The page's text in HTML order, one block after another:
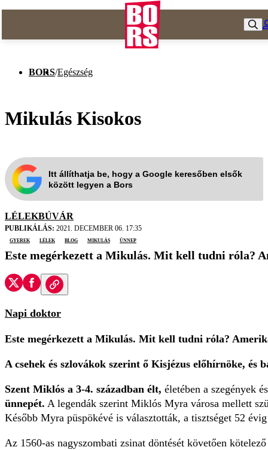
BORS/Egészség
Mikulás Kisokos
Itt állíthatja be, hogy a Google keresőben elsők
között legyen a Bors
LÉLEKBÚVÁR
PUBLIKÁLÁS: 2021. DECEMBER 06. 17:35
gyerek
lélek blog Mikulás ünnep
Este megérkezett a Mikulás. Mit kell tudni róla?
Napi doktor
Este megérkezett a Mikulás. Mit kell tudni róla?
A csehek és szlovákok szerint ő Kisjézus előhírnöke,
Szent Miklós a 3-4. században élt, életében a szegények
ünnepét. A legendák szerint Miklós Myra városa mellett
Később Myra püspökévé is választották, a tisztséget 52
Az 1560-as nagyszombati zsinat döntését követően